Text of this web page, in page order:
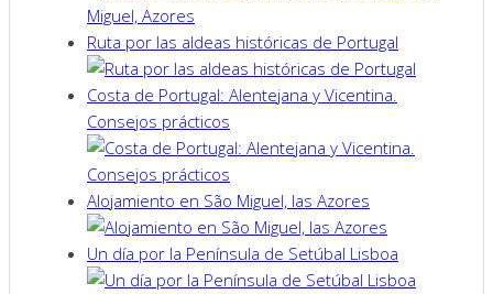
Ruta por las aldeas históricas de Portugal
Costa de Portugal: Alentejana y Vicentina.
Consejos prácticos
Alojamiento en São Miguel, las Azores
Un día por la Península de Setúbal Lisboa